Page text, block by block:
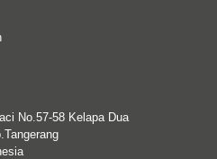
No.57-58 Kelapa Dua